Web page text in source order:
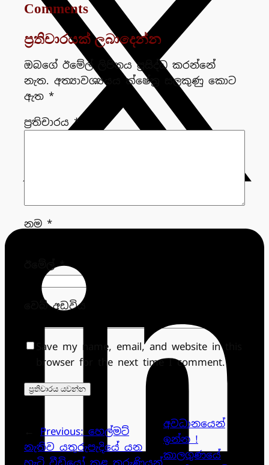
Comments
ප්‍රතිචාරයක් ලබාදෙන්න
ඔබගේ ඊමේල් ලිපිනය ප්‍රසිද්ධ කරන්නේ
නැත. අත්‍යාවශ්‍යයය ක්ෂේත්‍ර සලකුණු කොට
ඇත *
ප්‍රතිචාරය*
නම *
ඊමේල්*
වෙබ් අඩවිය
Save my name, email, and website in this
browser for the next time I comment.
Previous: හෙල්මට්
නැතිව යතුරුපැදියේ යන
අවධානයෙන්
ඉන්න !
කාලගුණයේ